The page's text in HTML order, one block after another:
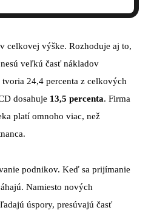
celkovej výške. Rozhoduje aj to,
veľkú časť nákladov
24,4 percenta z celkových
dosahuje 13,5 percenta. Firma
platí omnoho viac, než
podnikov. Keď sa prijímanie
Namiesto nových
úspory, presúvajú časť